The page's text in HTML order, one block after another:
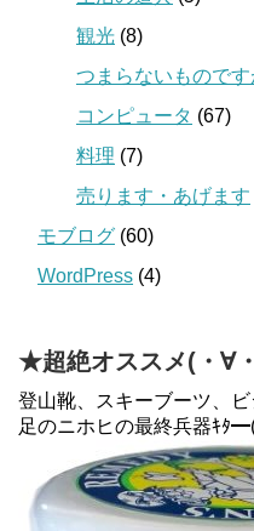
観光 (8)
つまらないものです
コンピュータ (67)
料理 (7)
売ります・あげます
モブログ (60)
WordPress (4)
★超絶オススメ(・∀
登山靴、スキーブーツ、
足のニホヒの最終兵器ｷﾀ